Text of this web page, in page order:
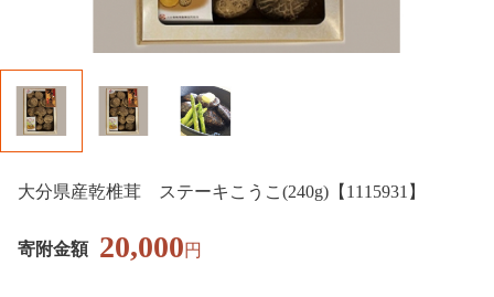
大分県産乾椎茸 ステーキこうこ(240g)【1115931】
寄附金額 20,000円